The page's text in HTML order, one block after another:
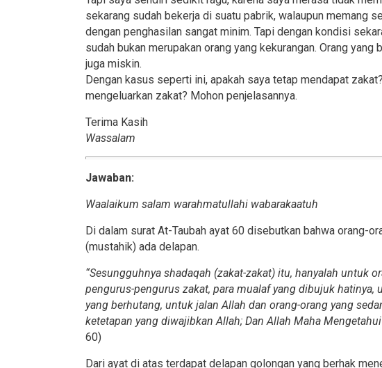
sekarang sudah bekerja di suatu pabrik, walaupun memang
dengan penghasilan sangat minim. Tapi dengan kondisi
sudah bukan merupakan orang yang kekurangan. Orang
juga miskin.
Dengan kasus seperti ini, apakah saya tetap mendapat
mengeluarkan zakat? Mohon penjelasannya.
Terima Kasih
Wassalam
Jawaban:
Waalaikum salam warahmatullahi wabarakaatuh
Di dalam surat At-Taubah ayat 60 disebutkan bahwa orang-
(mustahik) ada delapan.
“Sesungguhnya shadaqah (zakat-zakat) itu, hanyalah untuk
pengurus-pengurus zakat, para mualaf yang dibujuk hatinya,
yang berhutang, untuk jalan Allah dan orang-orang yang
ketetapan yang diwajibkan Allah; Dan Allah Maha Mengetahui
60)
Dari ayat di atas terdapat delapan golongan yang berhak